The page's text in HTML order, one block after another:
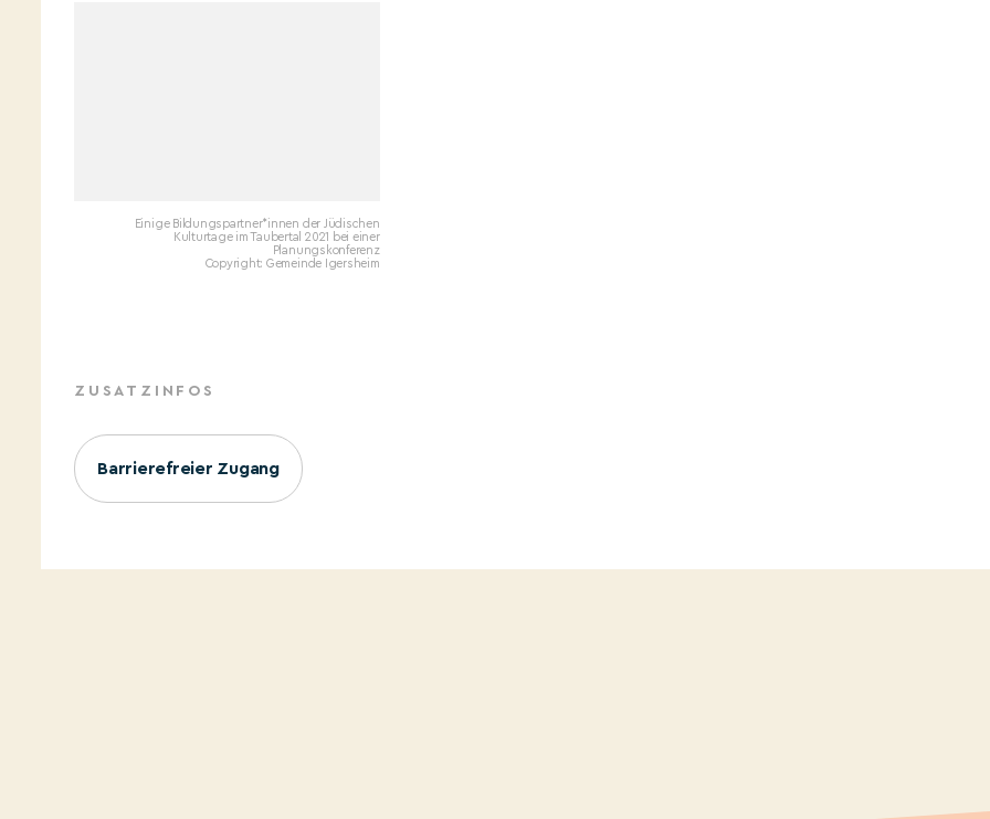
Einige Bildungspartner*innen der Jüdischen
Kulturtage im Taubertal 2021 bei einer
Planungskonferenz
Copyright: Gemeinde Igersheim
ZUSATZINFOS
Barrierefreier Zugang